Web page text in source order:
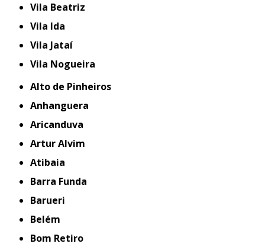
Vila Beatriz
Vila Ida
Vila Jataí
Vila Nogueira
Alto de Pinheiros
Anhanguera
Aricanduva
Artur Alvim
Atibaia
Barra Funda
Barueri
Belém
Bom Retiro